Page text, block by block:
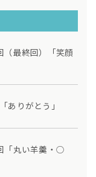
（最終回）「笑顔
りがとう」
「丸い羊羹・○